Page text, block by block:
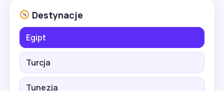
Destynacje
Egipt
Turcja
Tunezja